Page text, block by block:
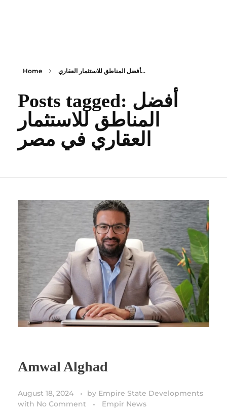
Home أفضل المناطق للاستثمار العقاري...
Posts tagged: أفضل
المناطق للاستثمار
العقاري في مصر
Amwal Alghad
August 18, 2024 by Empire State Developments
with No Comment Empir News